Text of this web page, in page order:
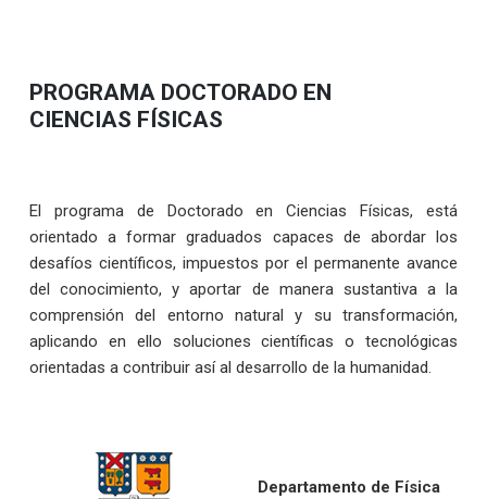
PROGRAMA DOCTORADO EN
CIENCIAS FÍSICAS
El programa de Doctorado en Ciencias Físicas, está
orientado a formar graduados capaces de abordar los
desafíos científicos, impuestos por el permanente avance
del conocimiento, y aportar de manera sustantiva a la
comprensión del entorno natural y su transformación,
aplicando en ello soluciones científicas o tecnológicas
orientadas a contribuir así al desarrollo de la humanidad.
Departamento de Física